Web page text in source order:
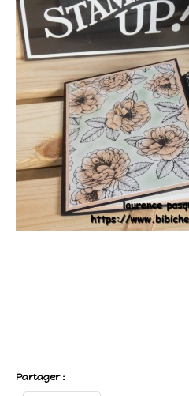
Partager :